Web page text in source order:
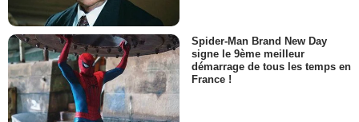
Spider-Man Brand New Day
signe le 9ème meilleur
démarrage de tous les temps en
France !